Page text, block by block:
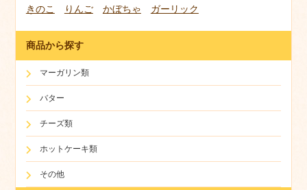
きのこ りんご かぼちゃ ガーリック
商品から探す
マーガリン類
バター
チーズ類
ホットケーキ類
その他